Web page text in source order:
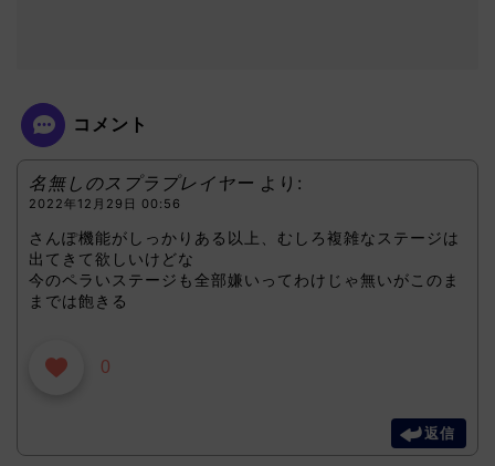
コメント
名無しのスプラプレイヤー より:
2022年12月29日 00:56
さんぽ機能がしっかりある以上、むしろ複雑なステージは
出てきて欲しいけどな
今のペラいステージも全部嫌いってわけじゃ無いがこのま
までは飽きる
0
返信